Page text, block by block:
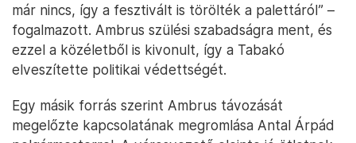
már nincs, így a fesztivált is törölték a palettáról” –
fogalmazott. Ambrus szülési szabadságra ment, és
ezzel a közéletből is kivonult, így a Tabakó
elveszítette politikai védettségét.
Egy másik forrás szerint Ambrus távozását
megelőzte kapcsolatának megromlása Antal Árpád